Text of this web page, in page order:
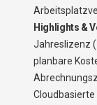
Highlights &
Jahreslizenz
planbare
Cloudbasierte